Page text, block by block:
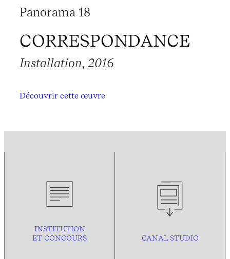
Panorama 18
CORRESPONDANCE
Installation, 2016
Découvrir cette œuvre
INSTITUTION
ET CONCOURS
CANAL STUDIO